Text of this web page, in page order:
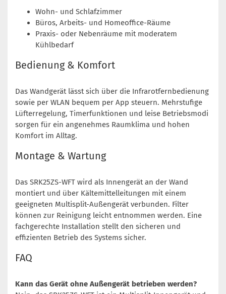
Wohn- und Schlafzimmer
Büros, Arbeits- und Homeoffice-Räume
Praxis- oder Nebenräume mit moderatem
Kühlbedarf
Bedienung & Komfort
Das Wandgerät lässt sich über die Infrarotfernbedienung
sowie per WLAN bequem per App steuern. Mehrstufige
Lüfterregelung, Timerfunktionen und leise Betriebsmodi
sorgen für ein angenehmes Raumklima und hohen
Komfort im Alltag.
Montage & Wartung
Das SRK25ZS-WFT wird als Innengerät an der Wand
montiert und über Kältemittelleitungen mit einem
geeigneten Multisplit-Außengerät verbunden. Filter
können zur Reinigung leicht entnommen werden. Eine
fachgerechte Installation stellt den sicheren und
effizienten Betrieb des Systems sicher.
FAQ
Kann das Gerät ohne Außengerät betrieben werden?